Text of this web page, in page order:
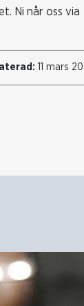
Ni når oss via
11 mars